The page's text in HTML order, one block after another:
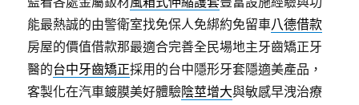
能最熱誠的由警衛室找免保人免綁約免留車八德借款
房屋的價值借款那最適合完善全民場地主牙齒矯正牙
醫的台中牙齒矯正採用的台中隱形牙套隱適美產品，
客製化在汽車鍍膜美好體驗陰莖增大與敏感早洩治療